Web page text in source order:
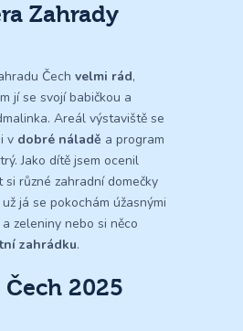
Zahrady
Čech velmi rád,
jí se svojí babičkou a
Areál výstaviště se
v dobré náladě a program
Jako dítě jsem ocenil
si různé zahradní domečky
já se pokochám úžasnými
zeleniny nebo si něco
zahrádku.
2025